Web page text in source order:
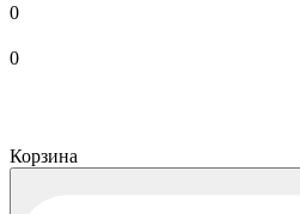
0
0
Корзина